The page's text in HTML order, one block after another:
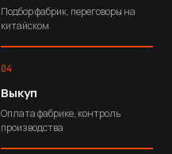
Подбор фабрик, переговоры на
китайском
04
Выкуп
Оплата фабрике, контроль
производства